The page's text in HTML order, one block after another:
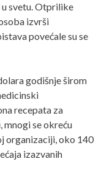
svetu. Otprilike
izvrši
povećale su se
godišnje širom
recepata za
mnogi se okreću
organizaciji, oko 140
izazvanih